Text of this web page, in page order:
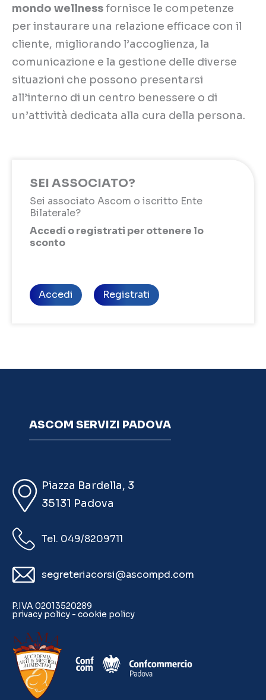
mondo wellnessfornisce le competenze
per instaurare una relazione efficace con il
cliente, migliorando l’accoglienza, la
comunicazione e la gestione delle diverse
situazioni che possono presentarsi
all’interno di un centro benessere o di
un’attività dedicata alla cura della persona.
SEI ASSOCIATO?
Sei associato Ascom o iscritto Ente
Bilaterale?
Accedi o registrati per ottenere lo
sconto
Accedi Registrati
ASCOM SERVIZI PADOVA
Piazza Bardella, 3
35131 Padova
Tel. 049/8209711
segreteriacorsi@ascompd.com
P.IVA 02013520289
privacy policy - cookie policy